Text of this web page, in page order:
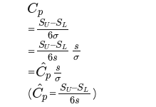
Cp
= SU –SL
6σ
= SU –SL
6s
s
σ
=Cp
^
s
σ
(Cp
^ = SU –SL
6s
)